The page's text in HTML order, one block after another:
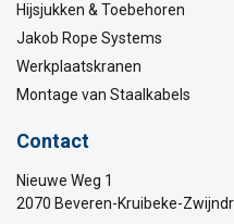
Hijsjukken & Toebehoren
Jakob Rope Systems
Werkplaatskranen
Montage van Staalkabels
Contact
Nieuwe Weg 1
2070 Beveren-Kruibeke-